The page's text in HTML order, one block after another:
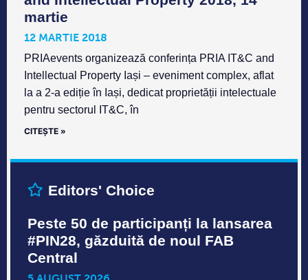
martie
12 MARTIE 2018
PRIAevents organizează conferința PRIA IT&C and
Intellectual Property Iași – eveniment complex, aflat
la a 2-a ediție în Iași, dedicat proprietății intelectuale
pentru sectorul IT&C, în
CITEȘTE »
Editors' Choice
Peste 50 de participanți la lansarea
#PIN28, găzduită de noul FAB
Central